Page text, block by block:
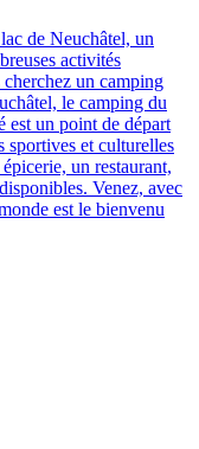
de Neuchâtel, un
activités
un camping
le camping du
est un point de départ
sportives et culturelles
un restaurant,
Venez, avec
est le bienvenu